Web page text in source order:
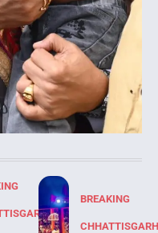
BREAKING